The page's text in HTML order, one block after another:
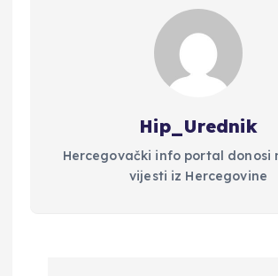
Hip_Urednik
Hercegovački info portal donosi
vijesti iz Hercegovine